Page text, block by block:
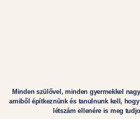
Minden szülővel, minden gyermekkel
amiből építkeznünk és tanulnunk kell,
létszám ellenére is meg